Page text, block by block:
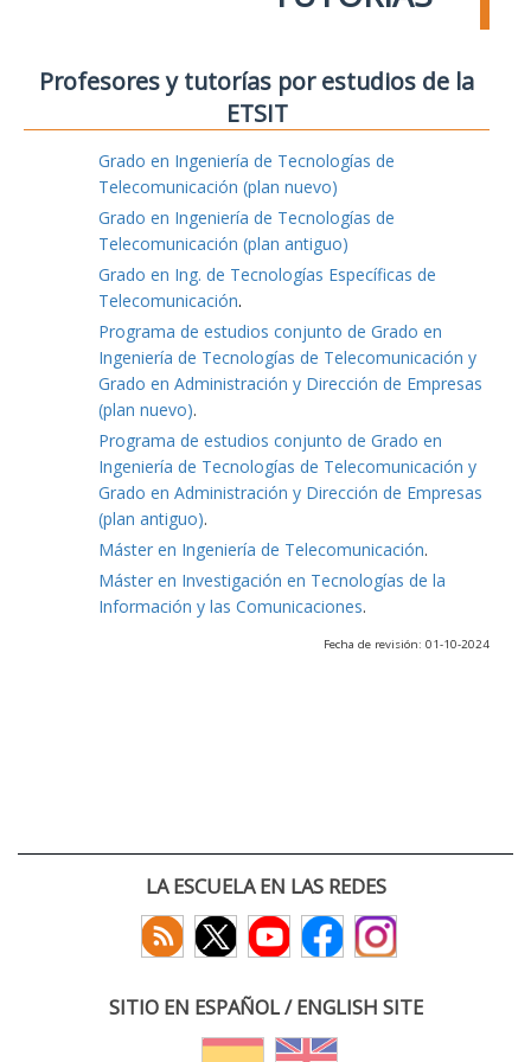
Profesores y tutorías por estudios de la
ETSIT
Grado en Ingeniería de Tecnologías de
Telecomunicación (plan nuevo)
Grado en Ingeniería de Tecnologías de
Telecomunicación (plan antiguo)
Grado en Ing. de Tecnologías Específicas de
Telecomunicación.
Programa de estudios conjunto de Grado en
Ingeniería de Tecnologías de Telecomunicación y
Grado en Administración y Dirección de Empresas
(plan nuevo).
Programa de estudios conjunto de Grado en
Ingeniería de Tecnologías de Telecomunicación y
Grado en Administración y Dirección de Empresas
(plan antiguo).
Máster en Ingeniería de Telecomunicación.
Máster en Investigación en Tecnologías de la
Información y las Comunicaciones.
Fecha de revisión: 01-10-2024
LA ESCUELA EN LAS REDES
SITIO EN ESPAÑOL / ENGLISH SITE